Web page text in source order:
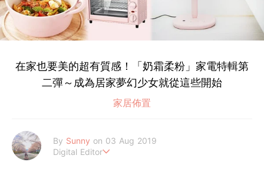
在家也要美的超有質感！「奶霜柔粉」家電特輯第
二彈～成為居家夢幻少女就從這些開始
家居佈置
By Sunny on 03 Aug 2019
Digital Editor